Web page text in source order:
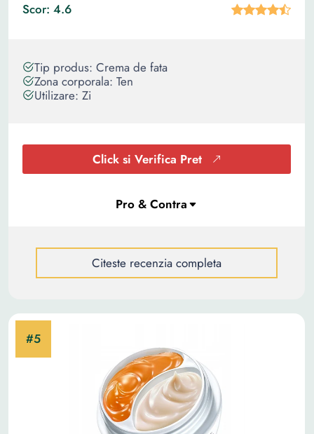
Scor: 4.6
Tip produs: Crema de fata
Zona corporala: Ten
Utilizare: Zi
Click si Verifica Pret
Citeste recenzia completa